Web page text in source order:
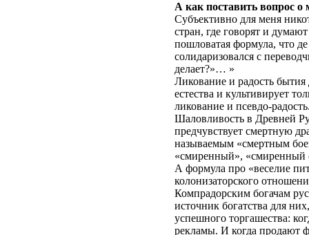
А как поставить вопрос о
Субъективно для меня
стран, где говорят и
пошловатая формула, что
солидаризовался с
делает?»… »
Ликование и радость бытия
естества и культивирует
ликование и псевдо-
Шаловливость в Древней
предчувствует смертную
называемым «смертным
«смиренный», «смиренный
А формула про «веселие
колонизаторского
Компрадорским богачам
источник богатства для
успешного торгашества:
рекламы. И когда продают